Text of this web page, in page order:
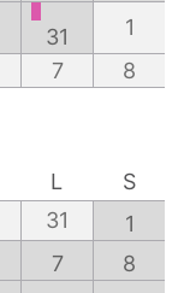
31
1
7 8
L
S
31
1
7 8